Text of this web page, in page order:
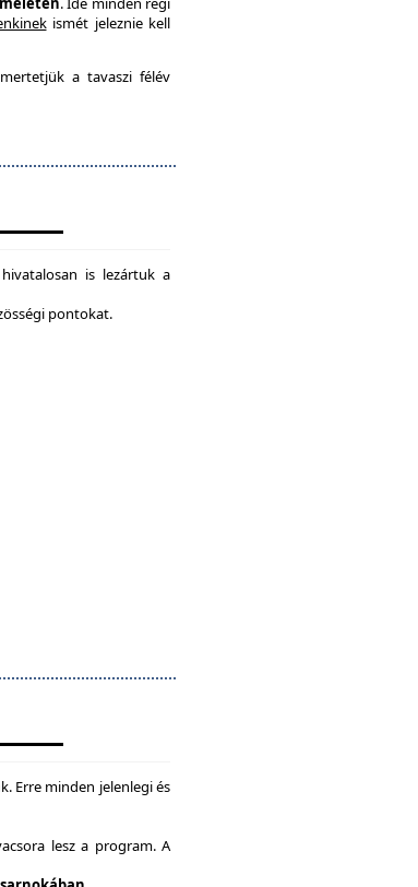
ismét jeleznie kell
a tavaszi félév
is lezártuk a
pontokat.
Erre minden jelenlegi és
lesz a program. A